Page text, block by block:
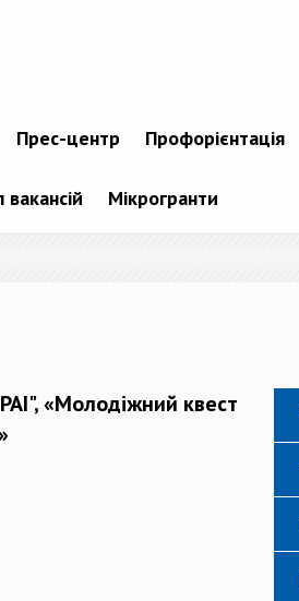
Прес-центр Профорієнтація
Мікрогранти
«Молодіжний квест